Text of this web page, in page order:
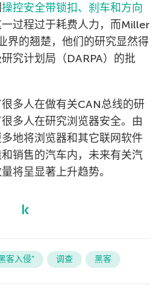
操控安全带锁扣、刹车和方向
过程过于耗费人力，而Miller
界的翘楚，他们的研究显然得
究计划局（DARPA）的批
多人在做有关CAN总线的研
多人在研究浏览器安全。由
地将浏览器和其它联网软件
销售的汽车内，未来有关汽
将呈显著上升趋势。
客入侵” 调查 黑客